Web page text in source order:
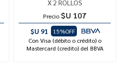
X 2 ROLLOS
Precio $U 107
$U 91
15%OFF
Con Visa (débito o crédito) o
Mastercard (credito) del BBVA